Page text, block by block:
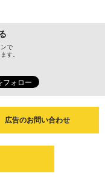
で
す。
広告のお問い合わせ